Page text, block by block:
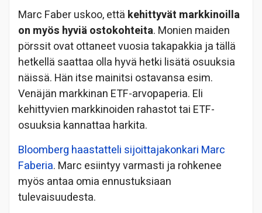
Marc Faber uskoo, että kehittyvät markkinoilla
on myös hyviä ostokohteita. Monien maiden
pörssit ovat ottaneet vuosia takapakkia ja tällä
hetkellä saattaa olla hyvä hetki lisätä osuuksia
näissä. Hän itse mainitsi ostavansa esim.
Venäjän markkinan ETF-arvopaperia. Eli
kehittyvien markkinoiden rahastot tai ETF-
osuuksia kannattaa harkita.
Bloomberg haastatteli sijoittajakonkari Marc
Faberia. Marc esiintyy varmasti ja rohkenee
myös antaa omia ennustuksiaan
tulevaisuudesta.